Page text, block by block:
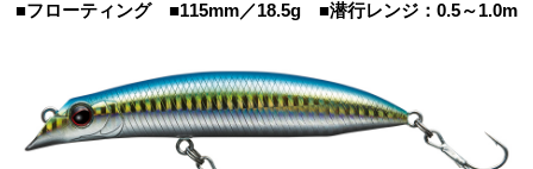
■フローティング ■115mm／18.5g ■潜行レンジ：0.5～1.0m